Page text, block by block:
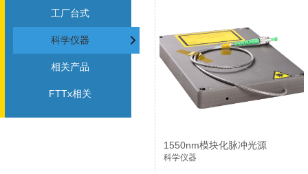
工厂台式
科学仪器
相关产品
FTTx相关
1550nm模块化脉冲光源
科学仪器